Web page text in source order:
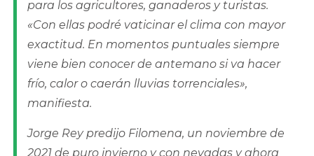
para los agricultores, ganaderos y turistas.
«Con ellas podré vaticinar el clima con mayor
exactitud. En momentos puntuales siempre
viene bien conocer de antemano si va hacer
frío, calor o caerán lluvias torrenciales»,
manifiesta.
Jorge Rey predijo Filomena, un noviembre de
2021 de puro invierno y con nevadas y ahora